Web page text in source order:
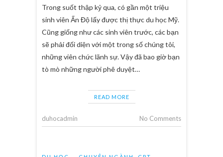
Trong suốt thập kỷ qua, có gần một triệu
sinh viên Ấn Độ lấy được thị thực du học Mỹ.
Cũng giống như các sinh viên trước, các bạn
sẽ phải đối diện với một trong số chúng tôi,
những viên chức lãnh sự. Vậy đã bao giờ bạn
tò mò những người phê duyệt…
READ MORE
duhocadmin No Comments